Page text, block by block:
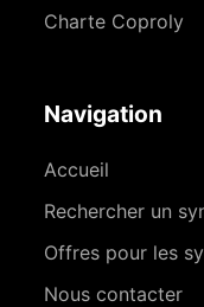
Charte Coproly
Navigation
Accueil
Rechercher un
Offres pour les
Nous contacter